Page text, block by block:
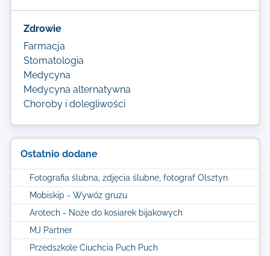
Ostatnio dodane
Fotografia ślubna, zdjęcia ślubne, fotograf Olsztyn
Mobiskip - Wywóz gruzu
Arotech - Noże do kosiarek bijakowych
MJ Partner
Przedszkole Ciuchcia Puch Puch
Zdrowie
Farmacja
Stomatologia
Medycyna
Medycyna alternatywna
Choroby i dolegliwości